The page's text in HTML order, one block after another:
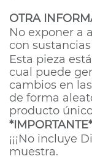
OTRA
No exponer a
con
Esta pieza
cual puede
cambios en
de forma
producto
*IMPORTANTE*
¡¡¡No incluye
muestra.